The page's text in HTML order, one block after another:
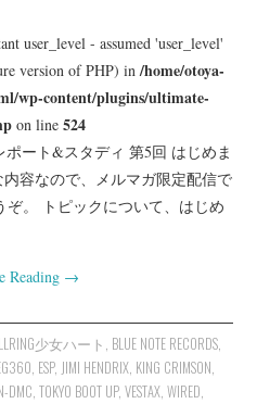
user_level - assumed 'user_level'
version of PHP) in/home/otoya-
wp-content/plugins/ultimate-
on line524
ポート&スタディ 第5回 はじめま
容なので、メルマガ限定配信で
。 トピックについて、はじめ
Reading →
少女ハート , BLUE NOTE RECORDS,
, ESP, JIMI HENDRIX, KING CRIMSON,
DMC,TOKYO BOOT UP,VESTAX,WIRED,